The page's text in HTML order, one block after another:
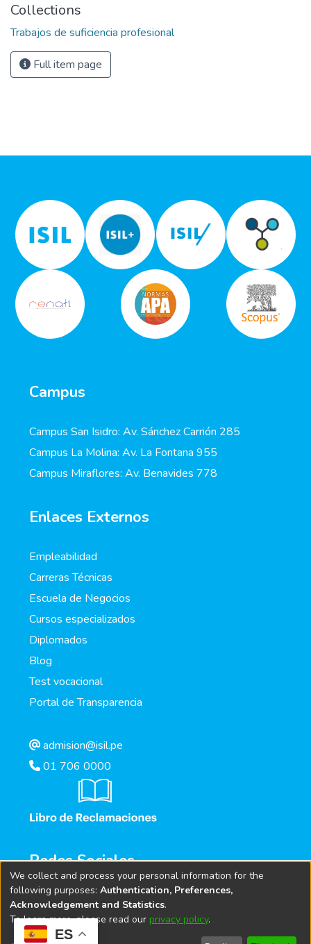
ES
Collections
Trabajos de suficiencia profesional
Full item page
Campus
Campus San Isidro: Av. Sánchez Carrión 285
Campus La Molina: Av. La Fontana 955
Campus Miraflores: Av. Benavides 778
Enlaces Externos
Empleabilidad
Carreras Técnicas
Escuela de Negocios
Cursos especializados
Diplomados
Blog
Test vocacional
Portal de Transparencia
admision@isil.pe
01 706 0000
Redes Sociales
We collect and process your personal information for the
following purposes: Authentication, Preferences,
Acknowledgement and Statistics.
To learn more, please read our privacy policy.